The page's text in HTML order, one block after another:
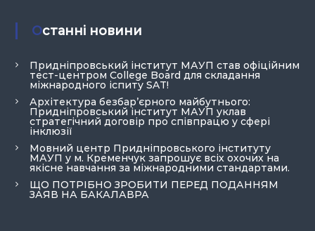
Останні новини
Придніпровський інститут МАУП став офіційним
тест-центром College Board для складання
міжнародного іспиту SAT!
Архітектура безбар’єрного майбутнього:
Придніпровський інститут МАУП уклав
стратегічний договір про співпрацю у сфері
інклюзії
Мовний центр Придніпровського інституту
МАУП у м. Кременчук запрошує всіх охочих на
якісне навчання за міжнародними стандартами.
ЩО ПОТРІБНО ЗРОБИТИ ПЕРЕД ПОДАННЯМ
ЗАЯВ НА БАКАЛАВРА